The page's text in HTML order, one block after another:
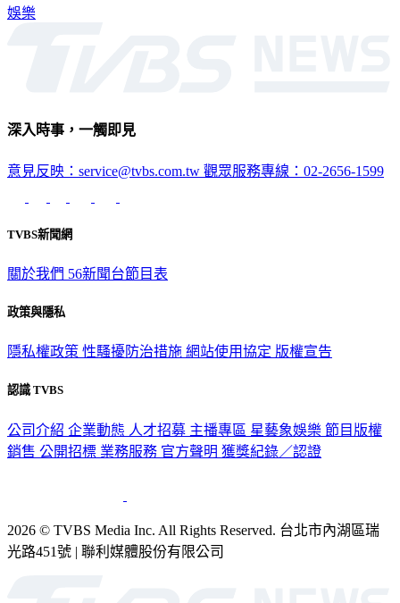
娛樂
深入時事，一觸即見
意見反映：service@tvbs.com.tw 觀眾服務專線：02-2656-1599
TVBS新聞網
關於我們 56新聞台節目表
政策與隱私
隱私權政策 性騷擾防治措施 網站使用協定 版權宣告
認識 TVBS
公司介紹 企業動態 人才招募 主播專區 星藝象娛樂 節目版權
銷售 公開招標 業務服務 官方聲明 獲獎紀錄／認證
2026 © TVBS Media Inc. All Rights Reserved. 台北市內湖區瑞
光路451號 | 聯利媒體股份有限公司